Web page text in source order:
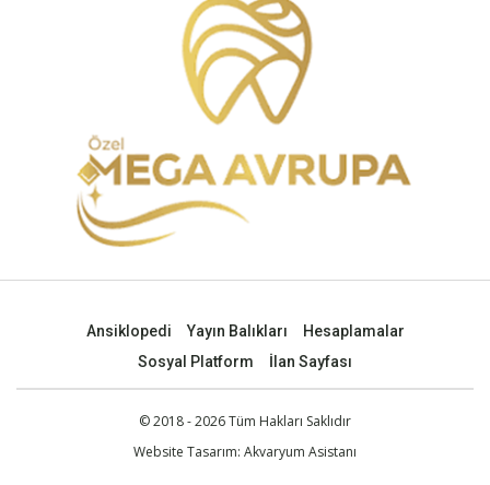
Ansiklopedi Yayın Balıkları
Hesaplamalar
Sosyal Platform
İlan Sayfası
© 2018 - 2026 Tüm Hakları Saklıdır
Website Tasarım: Akvaryum Asistanı